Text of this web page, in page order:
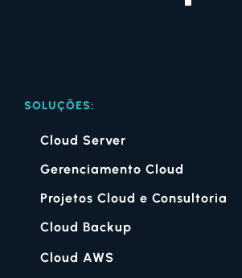
SOLUÇÕES:
Cloud Server
Gerenciamento Cloud
Projetos Cloud e Consultoria
Cloud Backup
Cloud AWS